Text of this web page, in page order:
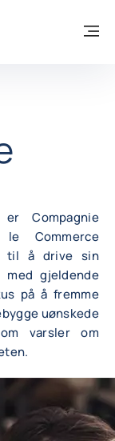
Compagnie
le Commerce
til å drive sin
gjeldende
på å fremme
uønskede
varsler om